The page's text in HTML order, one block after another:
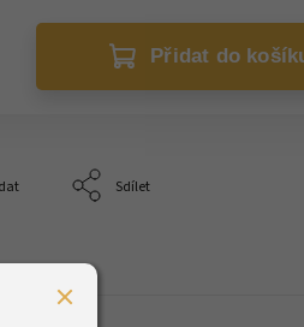
Přidat do
Sdílet